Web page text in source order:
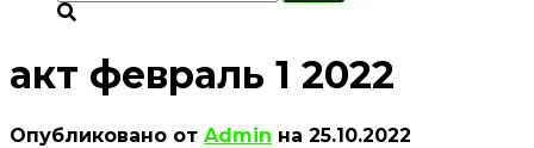
акт февраль 1 2022
Опубликовано от Admin на 25.10.2022